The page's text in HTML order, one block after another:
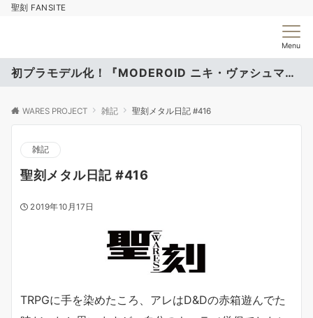
聖刻 FANSITE
Menu
初プラモデル化！『MODEROID ニキ・ヴァシュマール』
WARES PROJECT 雑記 聖刻メタル日記 #416
雑記
聖刻メタル日記 #416
2019年10月17日
TRPGに手を染めたころ、アレはD&Dの赤箱遊んでた